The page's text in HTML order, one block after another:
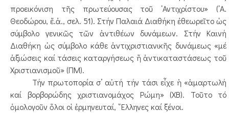
προεικόνιση τῆς πρωτεύουσας τοῦ ᾿Αντιχρίστου» (᾿Α.
Θεοδώρου, ἔ.ἀ., σελ. 51). Στήν Παλαιά Διαθήκη ἐθεωρεῖτο ὡς
σύμβολο γενικῶς τῶν ἀντιθέων δυνάμεων. Στήν Καινή
Διαθήκη ὡς σύμβολο κάθε ἀντιχριστιανικῆς δυνάμεως «μέ
ἀξιώσεις καί τάσεις καταργήσεως ἤ ἀντικαταστάσεως τοῦ
Χριστιανισμοῦ» (ΠΜ).
Τήν πρωτοπορία σ’ αὐτή τήν τάσι εἶχε ἡ «ἁμαρτωλή
καί βορβορώδης χριστιανομάχος Ρώμη» (ΧΒ). Τοῦτο τό
ὁμολογοῦν ὅλοι οἱ ἑρμηνευταί, ῞Ελληνες καί ξένοι.